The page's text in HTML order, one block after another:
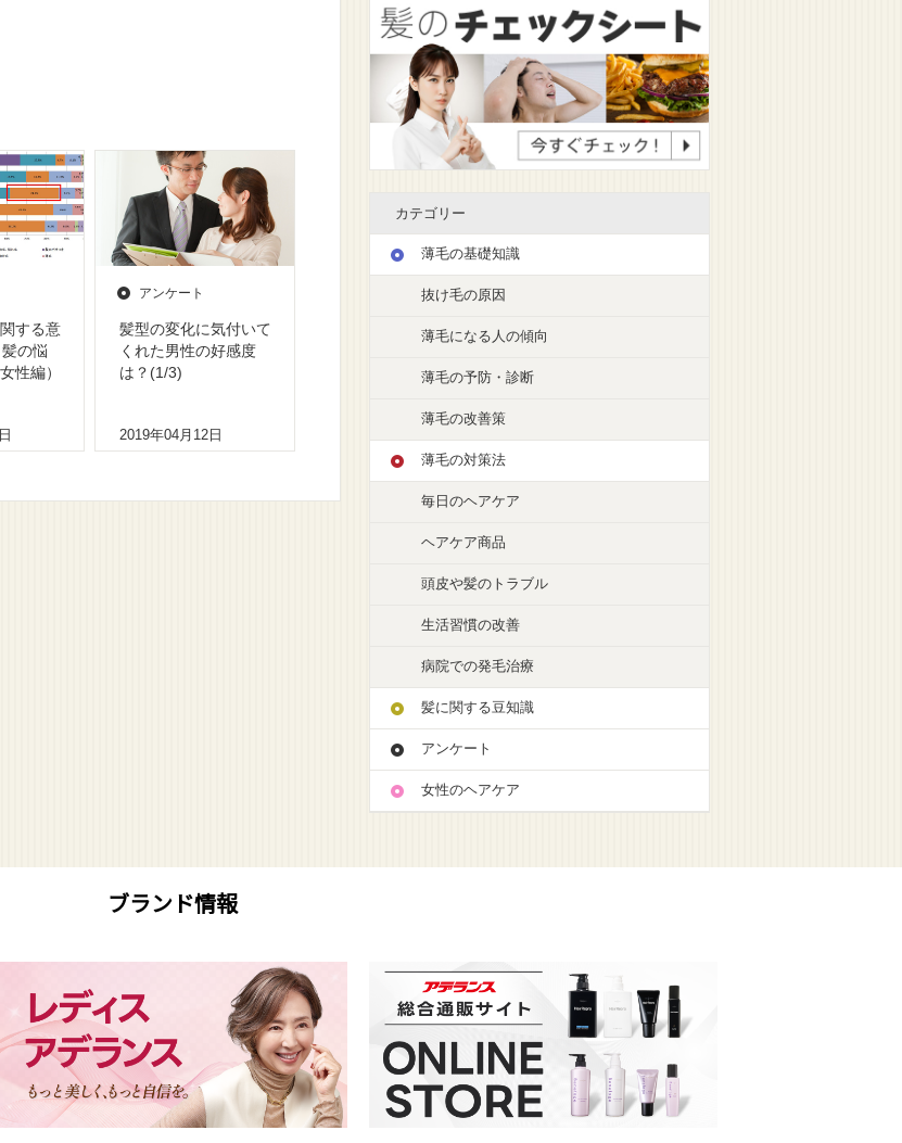
する意
の悩
性編）
アンケート
髪型の変化に気付いて
くれた男性の好感度
は？(1/3)
2019年04月12日
カテゴリー
薄毛の基礎知識
抜け毛の原因
薄毛になる人の傾向
薄毛の予防・診断
薄毛の改善策
薄毛の対策法
毎日のヘアケア
ヘアケア商品
頭皮や髪のトラブル
生活習慣の改善
病院での発毛治療
髪に関する豆知識
アンケート
女性のヘアケア
ブランド情報